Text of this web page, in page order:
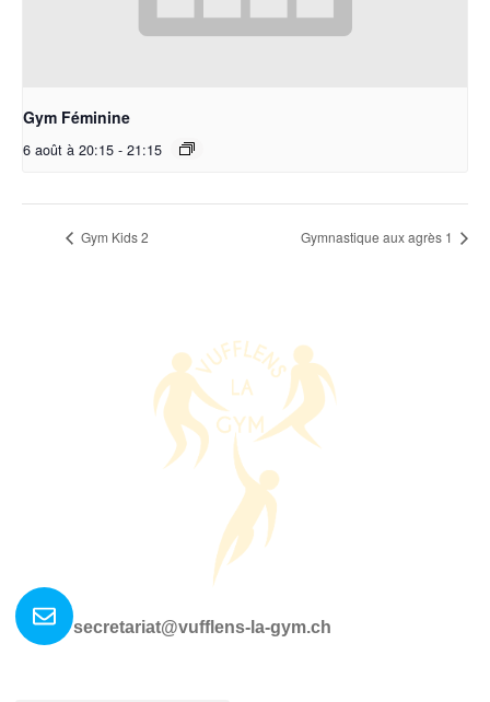
Gym Féminine
6 août à 20:15 - 21:15
Gym Kids 2 Gymnastique aux agrès 1
secretariat@vufflens-la-gym.ch